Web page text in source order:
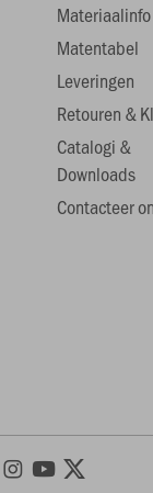
Materiaalinfo
Matentabel
Leveringen
Retouren &
Catalogi &
Downloads
Contacteer